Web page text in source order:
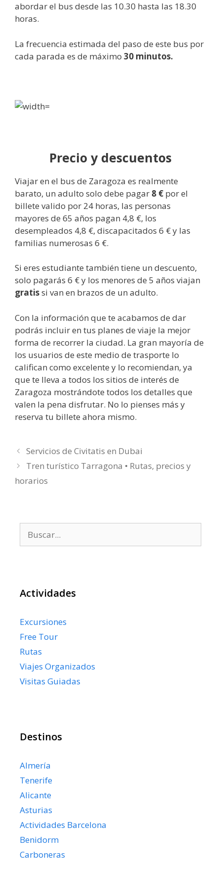
abordar el bus desde las 10.30 hasta las 18.30
horas.
La frecuencia estimada del paso de este bus por
cada parada es de máximo 30 minutos.
Precio y descuentos
Viajar en el bus de Zaragoza es realmente
barato, un adulto solo debe pagar 8 € por el
billete valido por 24 horas, las personas
mayores de 65 años pagan 4,8 €, los
desempleados 4,8 €, discapacitados 6 € y las
familias numerosas 6 €.
Si eres estudiante también tiene un descuento,
solo pagarás 6 € y los menores de 5 años viajan
gratissi van en brazos de un adulto.
Con la información que te acabamos de dar
podrás incluir en tus planes de viaje la mejor
forma de recorrer la ciudad. La gran mayoría de
los usuarios de este medio de trasporte lo
califican como excelente y lo recomiendan, ya
que te lleva a todos los sitios de interés de
Zaragoza mostrándote todos los detalles que
valen la pena disfrutar. No lo pienses más y
reserva tu billete ahora mismo.
Servicios de Civitatis en Dubai
Tren turístico Tarragona • Rutas, precios y
horarios
Actividades
Excursiones
Free Tour
Rutas
Viajes Organizados
Visitas Guiadas
Destinos
Almería
Tenerife
Alicante
Asturias
Actividades Barcelona
Benidorm
Carboneras